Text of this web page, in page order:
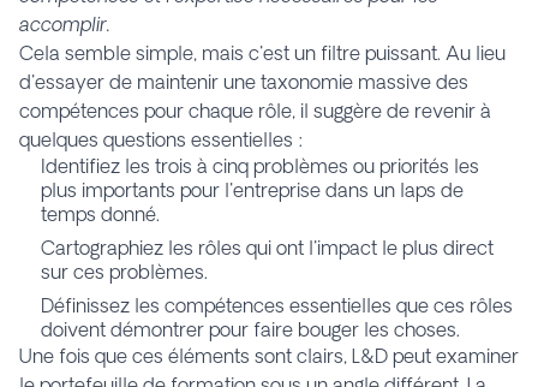
accomplir.
Cela semble simple, mais c'est un filtre puissant. Au lieu
d'essayer de maintenir une taxonomie massive des
compétences pour chaque rôle, il suggère de revenir à
quelques questions essentielles :
Identifiez les trois à cinq problèmes ou priorités les
plus importants pour l'entreprise dans un laps de
temps donné.
Cartographiez les rôles qui ont l'impact le plus direct
sur ces problèmes.
Définissez les compétences essentielles que ces rôles
doivent démontrer pour faire bouger les choses.
Une fois que ces éléments sont clairs, L&D peut examiner